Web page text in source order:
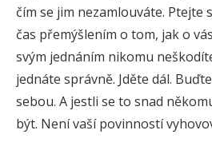
čím se jim nezamlouváte. Ptejte
čas přemýšlením o tom, jak o
svým jednáním nikomu
jednáte správně. Jděte dál.
sebou. A jestli se to snad
být. Není vaší povinností